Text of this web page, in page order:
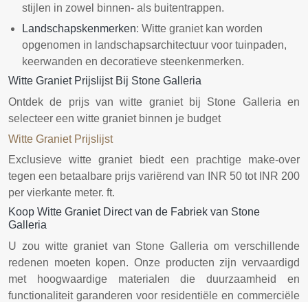
stijlen in zowel binnen- als buitentrappen.
Landschapskenmerken: Witte graniet kan worden
opgenomen in landschapsarchitectuur voor tuinpaden,
keerwanden en decoratieve steenkenmerken.
Witte Graniet Prijslijst Bij Stone Galleria
Ontdek de prijs van witte graniet bij Stone Galleria en
selecteer een witte graniet binnen je budget
Witte Graniet Prijslijst
Exclusieve witte graniet biedt een prachtige make-over
tegen een betaalbare prijs variërend van INR 50 tot INR 200
per vierkante meter. ft.
Koop Witte Graniet Direct van de Fabriek van Stone
Galleria
U zou witte graniet van Stone Galleria om verschillende
redenen moeten kopen. Onze producten zijn vervaardigd
met hoogwaardige materialen die duurzaamheid en
functionaliteit garanderen voor residentiële en commerciële